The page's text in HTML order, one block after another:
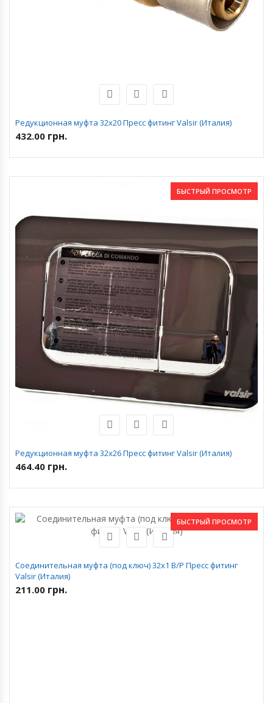
Редукционная муфта 32х20 Пресс фитинг Valsir (Италия)
432.00 грн.
БЫСТРЫЙ ПРОСМОТР
Редукционная муфта 32х26 Пресс фитинг Valsir (Италия)
464.40 грн.
БЫСТРЫЙ ПРОСМОТР
Соединительная муфта (под ключ) 32х1 В/Р Пресс фитинг
Valsir (Италия)
211.00 грн.